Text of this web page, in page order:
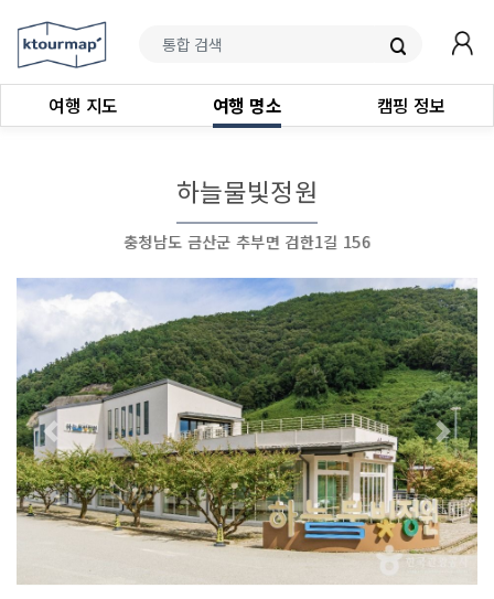
여행 지도 여행 명소 캠핑 정보
하늘물빛정원
충청남도 금산군 추부면 검한1길 156